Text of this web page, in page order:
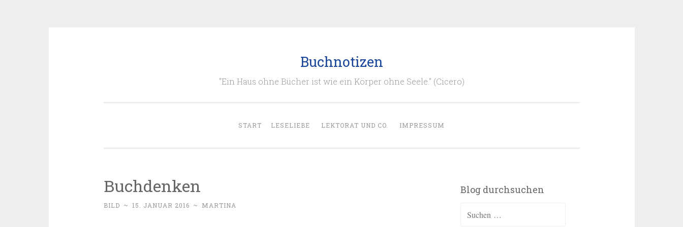
Buchnotizen
"Ein Haus ohne Bücher ist wie ein Körper ohne Seele." (Cicero)
START LESELIEBE LEKTORAT UND CO. IMPRESSUM
Buchdenken
BILD ~ 15. JANUAR 2016 ~ MARTINA
Blog durchsuchen
Suchen